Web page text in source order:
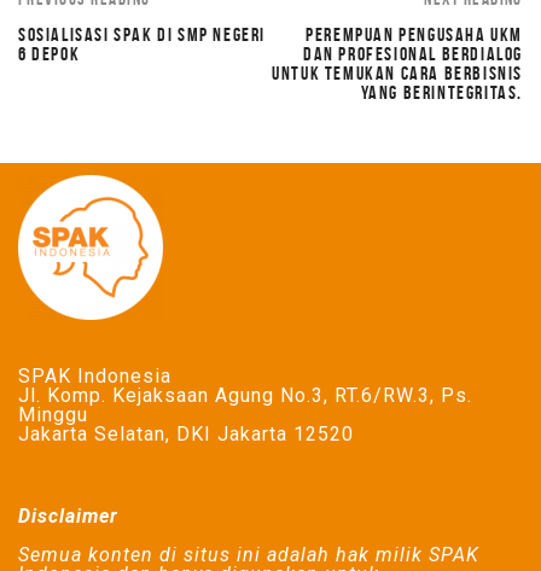
SOSIALISASI SPAK DI SMP NEGERI
6 DEPOK
PEREMPUAN PENGUSAHA UKM
DAN PROFESIONAL BERDIALOG
UNTUK TEMUKAN CARA BERBISNIS
YANG BERINTEGRITAS.
SPAK Indonesia
Jl. Komp. Kejaksaan Agung No.3, RT.6/RW.3, Ps.
Minggu
Jakarta Selatan, DKI Jakarta 12520
Disclaimer
Semua konten di situs ini adalah hak milik SPAK